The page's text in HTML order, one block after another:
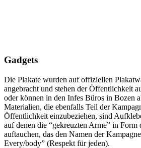
Gadgets
Die Plakate wurden auf offiziellen
angebracht und stehen der Öffentlichkeit
oder können in den Infes Büros in Bozen
Materialien, die ebenfalls Teil der
Öffentlichkeit einzubeziehen, sind
auf denen die “gekreuzten Arme” in Form
auftauchen, das den Namen der
Every/body” (Respekt für jeden).